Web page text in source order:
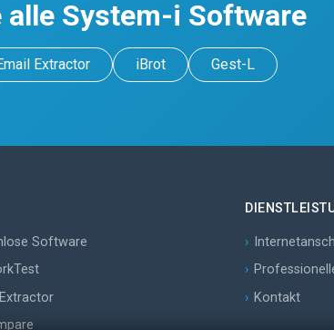
alle System-i Software
Extractor iBrot Gest-L
Software
Kontakt